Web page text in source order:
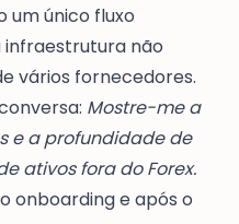
um único fluxo
infraestrutura não
vários fornecedores.
Mostre-me a
e a profundidade de
ativos fora do Forex.
onboarding e após o